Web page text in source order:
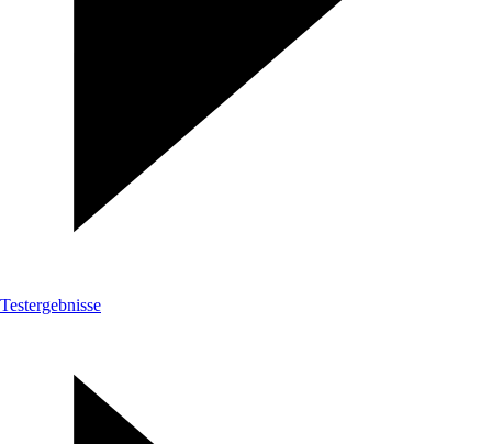
Testergebnisse